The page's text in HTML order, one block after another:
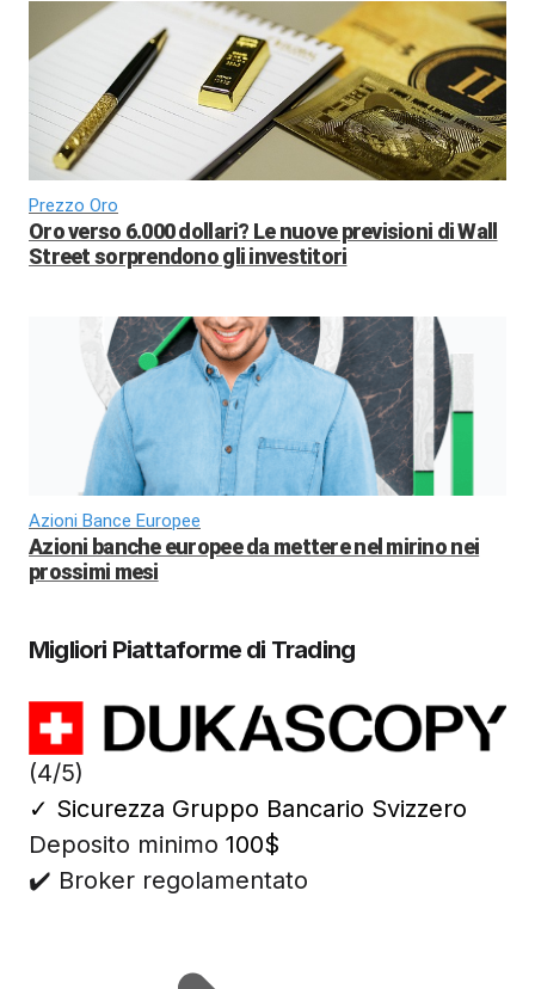
Prezzo Oro
Oro verso 6.000 dollari? Le nuove previsioni di Wall
Street sorprendono gli investitori
Azioni Bance Europee
Azioni banche europee da mettere nel mirino nei
prossimi mesi
Migliori Piattaforme di Trading
(4/5)
✓ Sicurezza Gruppo Bancario Svizzero
Deposito minimo 100$
✔️ Broker regolamentato